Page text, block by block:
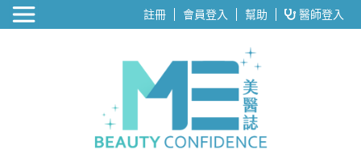
醫美整形 註冊 會員登入 幫助 醫師登入